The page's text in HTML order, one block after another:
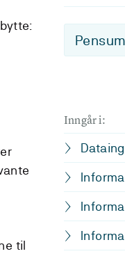
Inngår i:
til